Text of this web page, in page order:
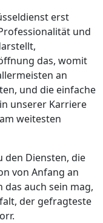
erst
und
das, womit
an
und die einfache
unserer Karriere
weitesten
den Diensten, die
von Anfang an
auch sein mag,
der gefragteste